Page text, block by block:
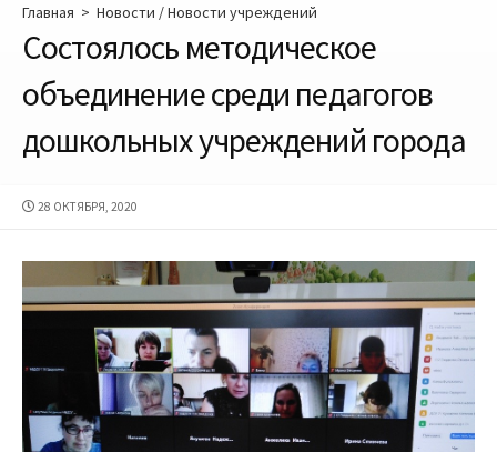
Главная > Новости /Новости учреждений
Состоялось методическое
объединение среди педагогов
дошкольных учреждений города
ДАТА
28 ОКТЯБРЯ, 2020